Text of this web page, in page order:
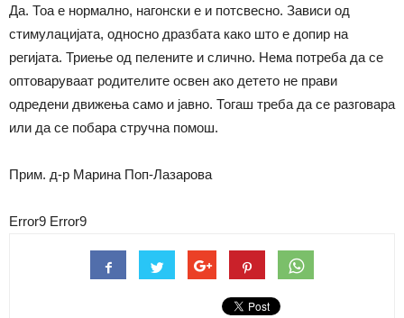
Да. Тоа е нормално, нагонски е и потсвесно. Зависи од
стимулацијата, односно дразбата како што е допир на
регијата. Триење од пелените и слично. Нема потреба да се
оптоваруваат родителите освен ако детето не прави
одредени движења само и јавно. Тогаш треба да се разговара
или да се побара стручна помош.
Прим. д-р Марина Поп-Лазарова
Error9 Error9